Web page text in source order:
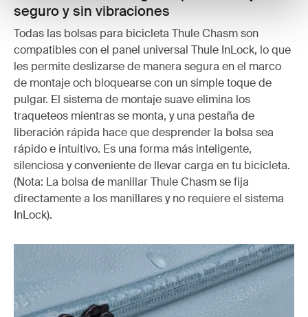
seguro y sin vibraciones
Todas las bolsas para bicicleta Thule Chasm son
compatibles con el panel universal Thule InLock, lo que
les permite deslizarse de manera segura en el marco
de montaje och bloquearse con un simple toque de
pulgar. El sistema de montaje suave elimina los
traqueteos mientras se monta, y una pestaña de
liberación rápida hace que desprender la bolsa sea
rápido e intuitivo. Es una forma más inteligente,
silenciosa y conveniente de llevar carga en tu bicicleta.
(Nota: La bolsa de manillar Thule Chasm se fija
directamente a los manillares y no requiere el sistema
InLock).